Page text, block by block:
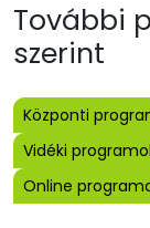
További
szerint
Központi
Vidéki
Online